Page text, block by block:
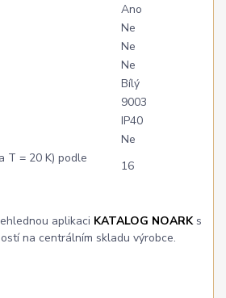
Ano
Ne
Ne
Ne
Bílý
9003
IP40
Ne
T = 20 K) podle
16
aplikaci KATALOG NOARKs
na centrálním skladu výrobce.